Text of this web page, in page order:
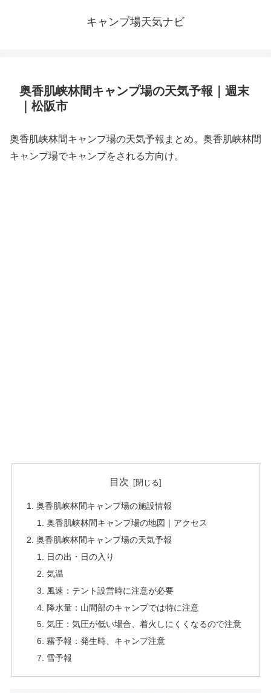
キャンプ場天気ナビ
奥香肌峡林間キャンプ場の天気予報｜週末
｜松阪市
奥香肌峡林間キャンプ場の天気予報まとめ。奥香肌峡林間
キャンプ場でキャンプをされる方向け。
目次
奥香肌峡林間キャンプ場の施設情報
奥香肌峡林間キャンプ場の地図｜アクセス
奥香肌峡林間キャンプ場の天気予報
日の出・日の入り
気温
風速：テント設営時に注意が必要
降水量：山間部のキャンプでは特に注意
気圧：気圧が低い場合、着火しにくくなるので注意
霧予報：発生時、キャンプ注意
雪予報